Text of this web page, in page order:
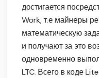
достигается
Work, т.е майнеры
математическую
и получают за это
одновременно
LTC. Всего в коде